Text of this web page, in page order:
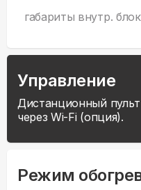
габариты внутр.
Управление
Дистанционный
через Wi-Fi (опция).
Режим